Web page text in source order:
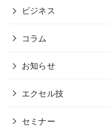
ビジネス
コラム
お知らせ
エクセル技
セミナー